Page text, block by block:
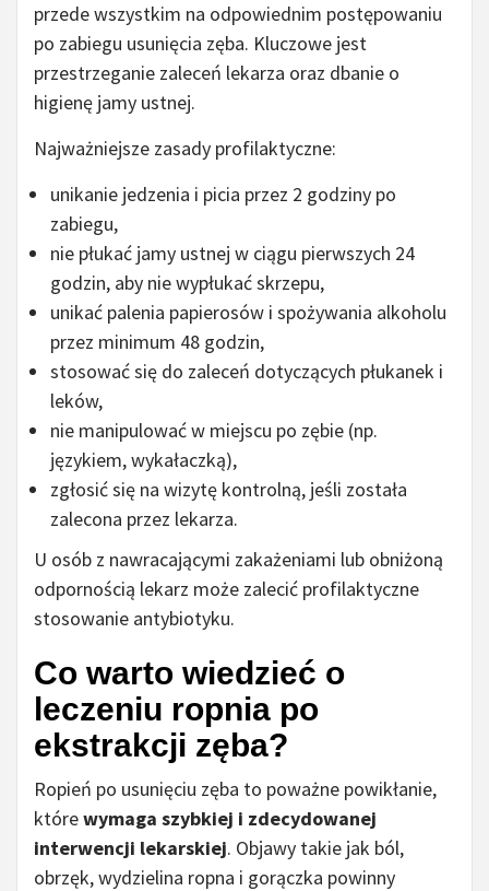
przede wszystkim na odpowiednim postępowaniu
po zabiegu usunięcia zęba. Kluczowe jest
przestrzeganie zaleceń lekarza oraz dbanie o
higienę jamy ustnej.
Najważniejsze zasady profilaktyczne:
unikanie jedzenia i picia przez 2 godziny po
zabiegu,
nie płukać jamy ustnej w ciągu pierwszych 24
godzin, aby nie wypłukać skrzepu,
unikać palenia papierosów i spożywania alkoholu
przez minimum 48 godzin,
stosować się do zaleceń dotyczących płukanek i
leków,
nie manipulować w miejscu po zębie (np.
językiem, wykałaczką),
zgłosić się na wizytę kontrolną, jeśli została
zalecona przez lekarza.
U osób z nawracającymi zakażeniami lub obniżoną
odpornością lekarz może zalecić profilaktyczne
stosowanie antybiotyku.
Co warto wiedzieć o
leczeniu ropnia po
ekstrakcji zęba?
Ropień po usunięciu zęba to poważne powikłanie,
którewymaga szybkiej i zdecydowanej
interwencji lekarskiej. Objawy takie jak ból,
obrzęk, wydzielina ropna i gorączka powinny